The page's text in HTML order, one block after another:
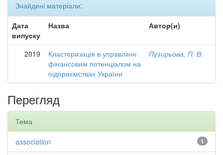
Знайдені матеріали:
Дата
випуску
Назва Автор(и)
2019
Кластеризація в управлінні
фінансовим потенціалом на
підприємствах України
Пузирьова, П. В.
Перегляд
Тема
1
association